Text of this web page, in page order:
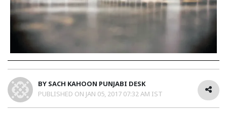
BY SACH KAHOON PUNJABI DESK
PUBLISHED ON JAN 05, 2017 07:32 AM IST